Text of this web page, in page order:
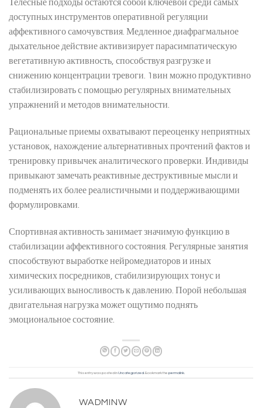
Телесные подходы остаются собой ключевой среди самых
доступных инструментов оперативной регуляции
аффективного самочувствия. Медленное диафрагмальное
дыхательное действие активизирует парасимпатическую
вегетативную активность, способствуя разгрузке и
снижению концентрации тревоги. 1вин можно продуктивно
стабилизировать с помощью регулярных внимательных
упражнений и методов внимательности.
Рациональные приемы охватывают переоценку неприятных
установок, нахождение альтернативных прочтений фактов и
тренировку привычек аналитического проверки. Индивиды
привыкают замечать реактивные деструктивные мысли и
подменять их более реалистичными и поддерживающими
формулировками.
Спортивная активность занимает значимую функцию в
стабилизации аффективного состояния. Регулярные занятия
способствуют выработке нейромедиаторов и иных
химических посредников, стабилизирующих тонус и
усиливающих выносливость к давлению. Порой небольшая
двигательная нагрузка может ощутимо поднять
эмоциональное состояние.
This entry was posted inUncategorized. Bookmark the permalink.
WADMINW